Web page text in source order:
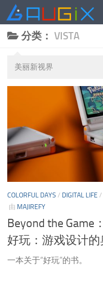
跳至内容
分类： VISTA
美丽新视界
COLORFUL DAYS / DIGITAL LIFE /
由 MAJIREFY
Beyond the Game
好玩：游戏设计的
一本关于“好玩”的书。